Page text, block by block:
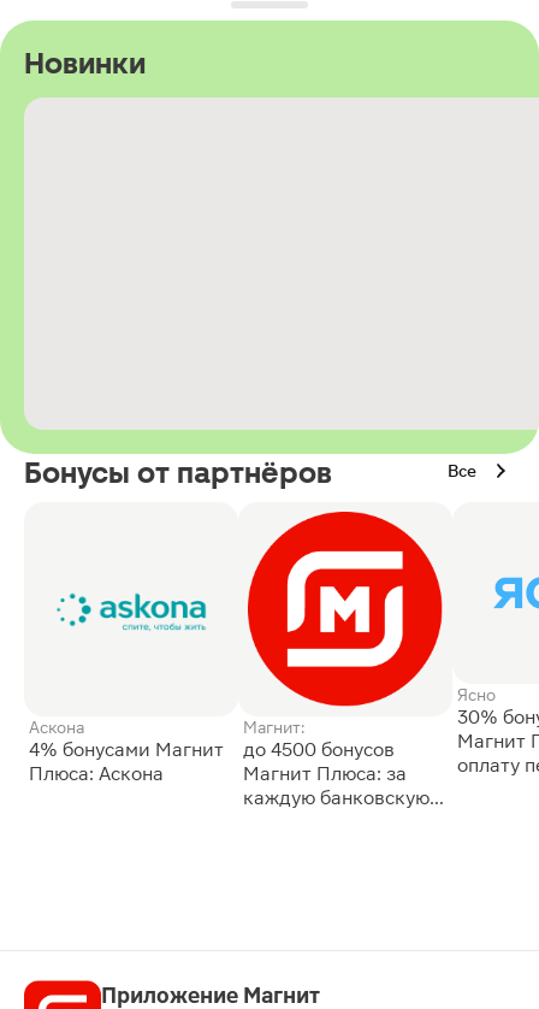
Новинки
Бонусы от партнёров Все
Аскона
4% бонусами Магнит
Плюса: Аскона
Магнит:
до 4500 бонусов
Магнит Плюса: за
каждую банковскую
Ясно
30%
Магнит
оплату
Приложение Магнит